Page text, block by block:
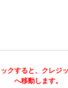
クすると、クレジ
へ移動します。